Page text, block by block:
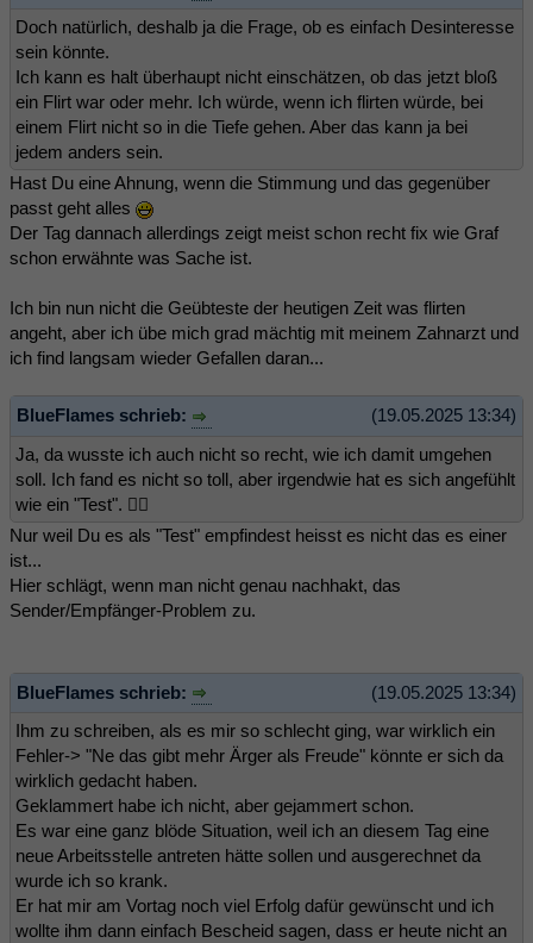
Doch natürlich, deshalb ja die Frage, ob es einfach Desinteresse
sein könnte.
Ich kann es halt überhaupt nicht einschätzen, ob das jetzt bloß
ein Flirt war oder mehr. Ich würde, wenn ich flirten würde, bei
einem Flirt nicht so in die Tiefe gehen. Aber das kann ja bei
jedem anders sein.
Hast Du eine Ahnung, wenn die Stimmung und das gegenüber
passt geht alles
Der Tag dannach allerdings zeigt meist schon recht fix wie Graf
schon erwähnte was Sache ist.
Ich bin nun nicht die Geübteste der heutigen Zeit was flirten
angeht, aber ich übe mich grad mächtig mit meinem Zahnarzt und
ich find langsam wieder Gefallen daran...
(19.05.2025 13:34)
BlueFlames schrieb:
Ja, da wusste ich auch nicht so recht, wie ich damit umgehen
soll. Ich fand es nicht so toll, aber irgendwie hat es sich angefühlt
wie ein "Test". 🤷‍♀️
Nur weil Du es als "Test" empfindest heisst es nicht das es einer
ist...
Hier schlägt, wenn man nicht genau nachhakt, das
Sender/Empfänger-Problem zu.
(19.05.2025 13:34)
BlueFlames schrieb:
Ihm zu schreiben, als es mir so schlecht ging, war wirklich ein
Fehler-> "Ne das gibt mehr Ärger als Freude" könnte er sich da
wirklich gedacht haben.
Geklammert habe ich nicht, aber gejammert schon.
Es war eine ganz blöde Situation, weil ich an diesem Tag eine
neue Arbeitsstelle antreten hätte sollen und ausgerechnet da
wurde ich so krank.
Er hat mir am Vortag noch viel Erfolg dafür gewünscht und ich
wollte ihm dann einfach Bescheid sagen, dass er heute nicht an